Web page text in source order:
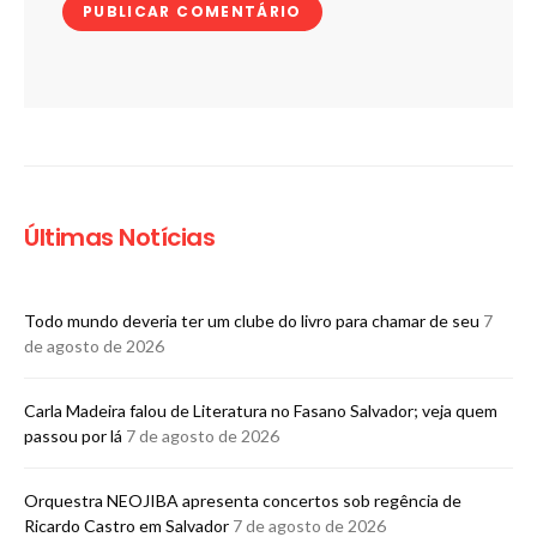
Últimas Notícias
Todo mundo deveria ter um clube do livro para chamar de seu 7
de agosto de 2026
Carla Madeira falou de Literatura no Fasano Salvador; veja quem
passou por lá 7 de agosto de 2026
Orquestra NEOJIBA apresenta concertos sob regência de
Ricardo Castro em Salvador 7 de agosto de 2026